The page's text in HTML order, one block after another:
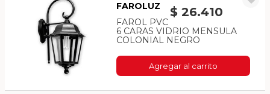
$ 26.410
FAROLUZ
FAROL PVC
6 CARAS VIDRIO MENSULA
COLONIAL NEGRO
Agregar al carrito